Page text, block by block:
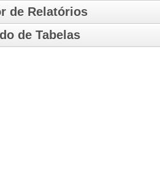
de Relatórios
de Tabelas